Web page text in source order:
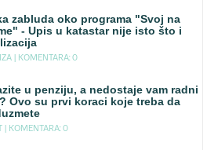
zabluda oko programa "Svoj na
- Upis u katastar nije isto što i
| KOMENTARA: 0
u penziju, a nedostaje vam radni
Ovo su prvi koraci koje treba da
| KOMENTARA: 0